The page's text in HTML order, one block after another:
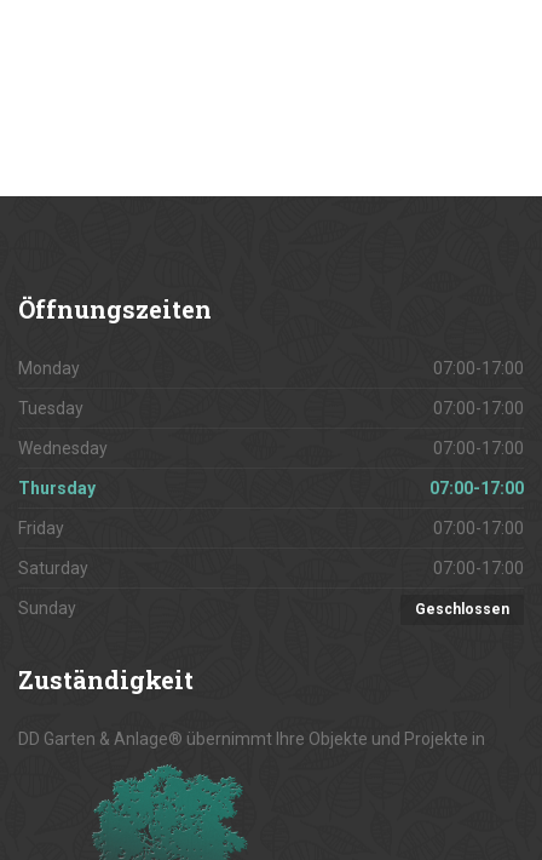
Öffnungszeiten
Monday 07:00-17:00
Tuesday 07:00-17:00
Wednesday 07:00-17:00
Thursday 07:00-17:00
Friday 07:00-17:00
Saturday 07:00-17:00
Sunday Geschlossen
Zuständigkeit
DD Garten & Anlage® übernimmt Ihre Objekte und Projekte in